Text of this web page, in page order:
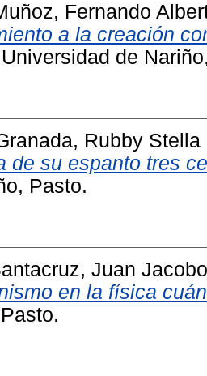
Fernando
a la creación
de
Rubby Stella
de su espanto tres
Pasto.
Juan Jacobo
en la física